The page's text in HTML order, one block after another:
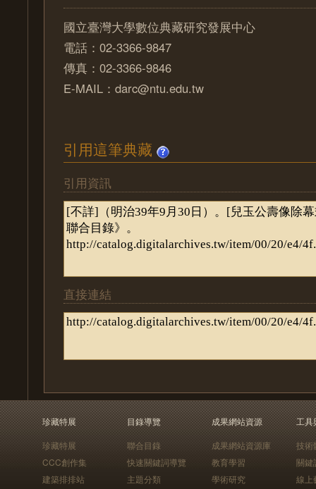
國立臺灣大學數位典藏研究發展中心
電話：02-3366-9847
傳真：02-3366-9846
E-MAIL：darc@ntu.edu.tw
引用這筆典藏
引用資訊
直接連結
珍藏特展
珍藏特展
CCC創作集
建築排排站
目錄導覽
聯合目錄
快速關鍵詞導覽
主題分類
成果網站資源
成果網站資源庫
教育學習
學術研究
工具
技術
關鍵
線上